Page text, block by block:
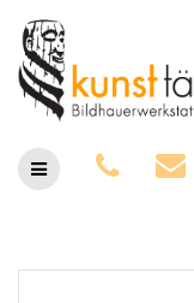
content